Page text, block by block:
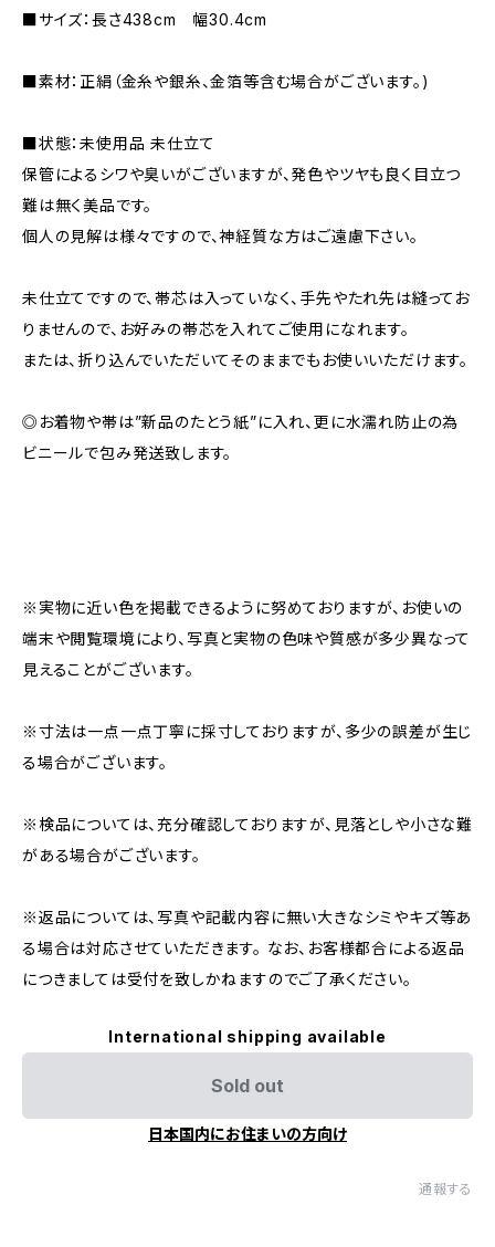
■サイズ：長さ438cm 幅30.4cm
■素材：正絹（金糸や銀糸、金箔等含む場合がございます。)
■状態：未使用品 未仕立て
保管によるシワや臭いがございますが、発色やツヤも良く目立つ
難は無く美品です。
個人の見解は様々ですので、神経質な方はご遠慮下さい。
未仕立てですので、帯芯は入っていなく、手先やたれ先は縫ってお
りませんので、お好みの帯芯を入れてご使用になれます。
または、折り込んでいただいてそのままでもお使いいただけます。
◎お着物や帯は”新品のたとう紙”に入れ、更に水濡れ防止の為
ビニールで包み発送致します。
※実物に近い色を掲載できるように努めておりますが、お使いの
端末や閲覧環境により、写真と実物の色味や質感が多少異なって
見えることがございます。
※寸法は一点一点丁寧に採寸しておりますが、多少の誤差が生じ
る場合がございます。
※検品については、充分確認しておりますが、見落としや小さな難
がある場合がございます。
※返品については、写真や記載内容に無い大きなシミやキズ等あ
る場合は対応させていただきます。 なお、お客様都合による返品
につきましては受付を致しかねますのでご了承ください。
International shipping available
Sold out
日本国内にお住まいの方向け
通報する